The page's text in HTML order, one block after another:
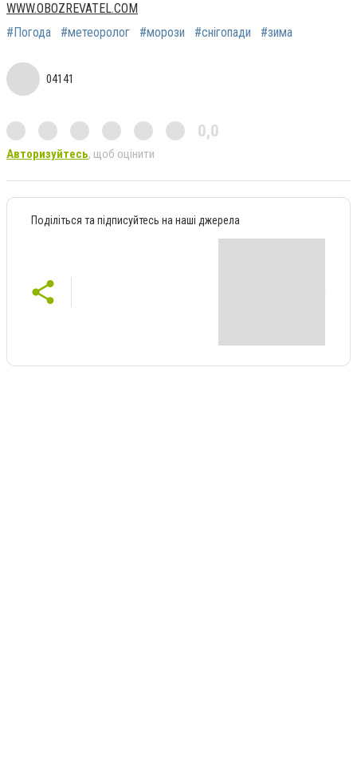
WWW.OBOZREVATEL.COM
#Погода
#метеоролог #морози #снігопади #зима
04141
0,0
Авторизуйтесь, щоб оцінити
Поділіться та підписуйтесь на наші джерела